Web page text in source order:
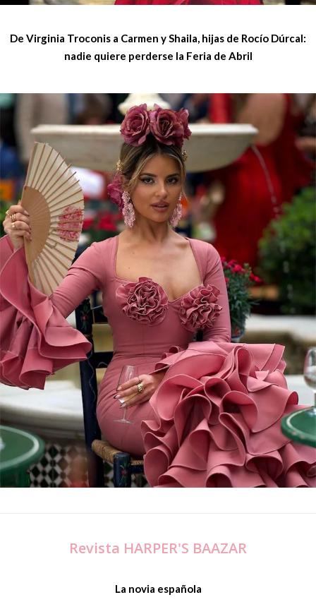
De Virginia Troconis a Carmen y Shaila, hijas de Rocío Dúrcal:
nadie quiere perderse la Feria de Abril
Revista HARPER'S BAAZAR
La novia española